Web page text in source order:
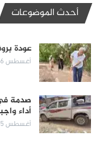
أحدث الموضوعات
عودة
أغسطس 6, 2026
صدمة
أداء
أغسطس 5, 2026